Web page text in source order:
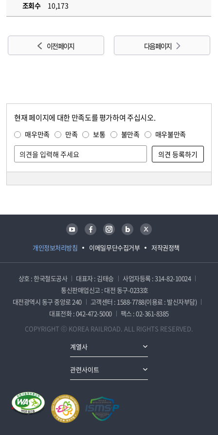
조회수
10,173
이전 페이지 다음 페이지
현재 페이지에 대한 만족도를 평가하여 주십시오.
매우만족 만족 보통 불만족 매우불만족
개인정보처리방침 이메일무단수집거부 저작권정책
유튜브 페이스북 인스타그램 블로그 트위터
상호 : 한국철도공사 대표자 : 김태승
사업자등록 : 314-82-10024
통신판매업신고 : 대전 동구-0233호
대전광역시 동구 중앙로 240
고객센터 : 1588-7788(이용료 : 발신자부담)
대표전화 : 042-472-5000
팩스 : 02-361-8385
COPYRIGHT ⓒ KOREA RAILROAD. ALL RIGHTS RESERVED.
계열사
관련사이트